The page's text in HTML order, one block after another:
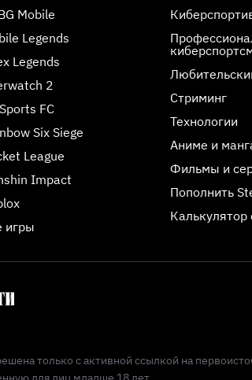
Mobile
Legends
Legends
2
FC
Six Siege
League
Impact
игры
Стриминг
Технологии
Аниме и
Фильмы и
Пополнить
Калькулятор
только с активной ссылкой на